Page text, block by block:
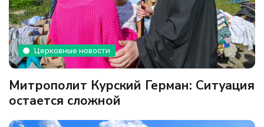
Церковные новости
Митрополит Курский Герман: Ситуация
остается сложной